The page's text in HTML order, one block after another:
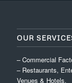
OUR
– Commercial
– Restaurants,
Venues & Hotels.